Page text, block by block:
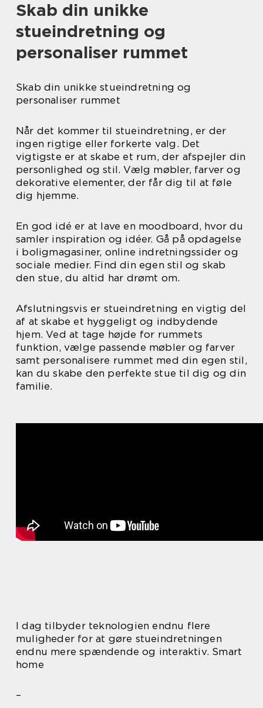
Skab din unikke
stueindretning og
personaliser rummet
Skab din unikke stueindretning og
personaliser rummet
Når det kommer til stueindretning, er der
ingen rigtige eller forkerte valg. Det
vigtigste er at skabe et rum, der afspejler din
personlighed og stil. Vælg møbler, farver og
dekorative elementer, der får dig til at føle
dig hjemme.
En god idé er at lave en moodboard, hvor du
samler inspiration og idéer. Gå på opdagelse
i boligmagasiner, online indretningssider og
sociale medier. Find din egen stil og skab
den stue, du altid har drømt om.
Afslutningsvis er stueindretning en vigtig del
af at skabe et hyggeligt og indbydende
hjem. Ved at tage højde for rummets
funktion, vælge passende møbler og farver
samt personalisere rummet med din egen stil,
kan du skabe den perfekte stue til dig og din
familie.
I dag tilbyder teknologien endnu flere
muligheder for at gøre stueindretningen
endnu mere spændende og interaktiv. Smart
home
–